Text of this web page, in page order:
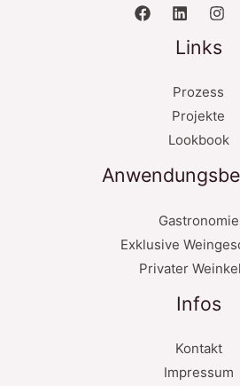
Links
Prozess
Projekte
Lookbook
Gastronomie
Exklusive
Privater
Infos
Kontakt
Impressum